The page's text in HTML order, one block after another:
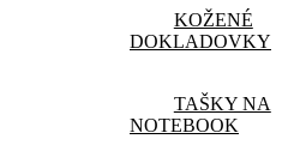
KOŽENÉ
DOKLADOVKY
TAŠKY NA
NOTEBOOK